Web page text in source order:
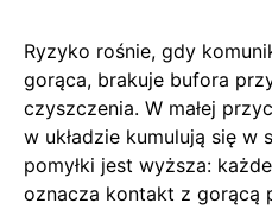
Ryzyko rośnie, gdy
gorąca, brakuje bufora
czyszczenia. W małej
w układzie kumulują się w
pomyłki jest wyższa:
oznacza kontakt z gorącą